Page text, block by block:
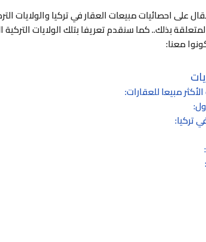
احصائيات مبيعات العقار في تركيا والولايات
بذلك..كما سنقدم تعريفا بتلك الولايات
معنا:
الأكثر مبيعا للعقارات:
تركيا: